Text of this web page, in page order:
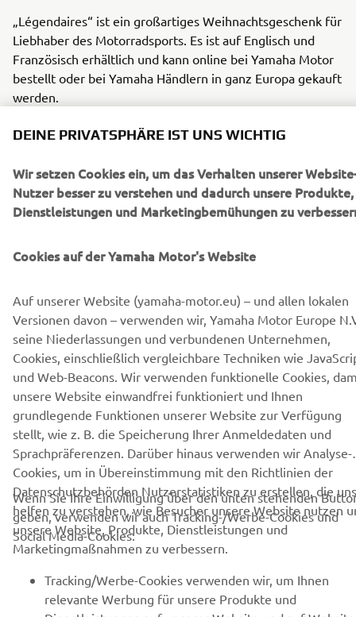
„Légendaires“ ist ein großartiges Weihnachtsgeschenk für
Liebhaber des Motorradsports. Es ist auf Englisch und
Französisch erhältlich und kann online bei Yamaha Motor
bestellt oder bei Yamaha Händlern in ganz Europa gekauft
werden.
Der Erlös aus dem Verkauf von „Légendaires“ wird an die
Vermächtnis des Motorradrennsports pflegt.
UNTERNEHMEN
B2B
MEHR YAMAHA
SUPPORT
NEWSLETTER
Erfahre als Erster von den neuesten Angeboten,
Sonderveranstaltungen, Neuerscheinungen und vielem mehr.
DEINE PRIVATSPHÄRE IST UNS WICHTIG
Wir setzen Cookies ein, um das Verhalten unserer
Nutzer besser zu verstehen und dadurch unsere Produkte,
Dienstleistungen und Marketingbemühungen zu
Cookies auf der Yamaha Motor's Website
Auf unserer Website (yamaha-motor.eu) – und allen lokalen
Versionen davon – verwenden wir, Yamaha Motor Europe
seine Niederlassungen und verbundenen Unternehmen,
Cookies, einschließlich vergleichbare Techniken wie
und Web-Beacons. Wir verwenden funktionelle Cookies,
unsere Website einwandfrei funktioniert und Ihnen
grundlegende Funktionen unserer Website zur Verfügung
stellt, wie z. B. die Speicherung Ihrer Anmeldedaten und
Sprachpräferenzen. Darüber hinaus verwenden wir Analyse-
Cookies, um in Übereinstimmung mit den Richtlinien der
Datenschutzbehörden Nutzerstatistiken zu erstellen, die uns
helfen zu verstehen, wie Besucher unsere Website nutzen
unsere Website, Produkte, Dienstleistungen und
Marketingmaßnahmen zu verbessern.
Wenn Sie Ihre Einwilligung über den unten stehenden
geben, verwenden wir auch Tracking-/Werbe-Cookies und
Social Media-Cookies:
Tracking/Werbe-Cookies verwenden wir, um Ihnen
relevante Werbung für unsere Produkte und